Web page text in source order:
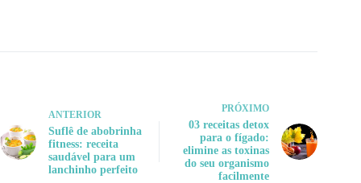
ANTERIOR
Suflê de abobrinha
fitness: receita
saudável para um
lanchinho perfeito
PRÓXIMO
03 receitas detox
para o fígado:
elimine as toxinas
do seu organismo
facilmente